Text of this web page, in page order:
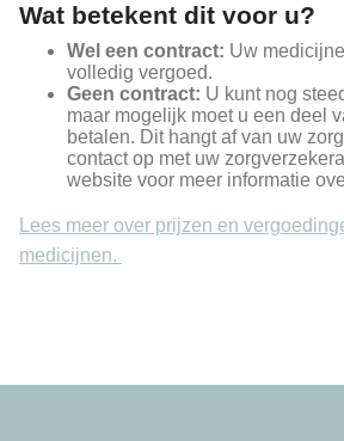
Wat betekent dit voor u?
Wel een contract: Uw
volledig vergoed.
Geen contract: U kunt nog
maar mogelijk moet u een deel
betalen. Dit hangt af van uw
contact op met uw
website voor meer informatie
Lees meer over prijzen en
medicijnen.